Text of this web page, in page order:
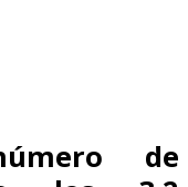
de